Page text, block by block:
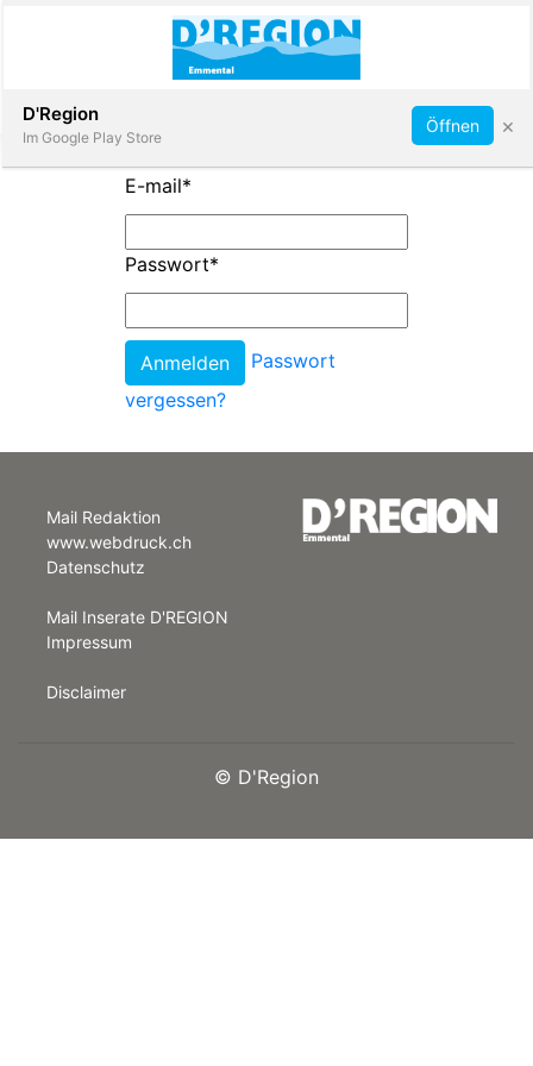
App
Abonnieren
E-mail*
Passwort*
Passwort
vergessen?
Mail Redaktion
www.webdruck.ch
Datenschutz
Mail Inserate D'REGION
Impressum
Disclaimer
© D'Region
D'Region
Im Google Play Store
Öffnen ×